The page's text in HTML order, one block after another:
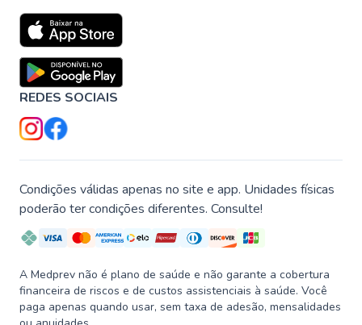
REDES SOCIAIS
Condições válidas apenas no site e app. Unidades físicas
poderão ter condições diferentes. Consulte!
A Medprev não é plano de saúde e não garante a cobertura
financeira de riscos e de custos assistenciais à saúde. Você
paga apenas quando usar, sem taxa de adesão, mensalidades